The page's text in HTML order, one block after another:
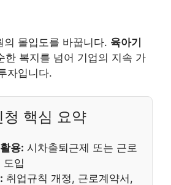
의 몰입도를 바꿉니다. 육아기
한 복지를 넘어 기업의 지속 가
자입니다.
청 핵심 요약
용: 시차출퇴근제 또는 근로
도입
취업규칙 개정, 근로계약서,